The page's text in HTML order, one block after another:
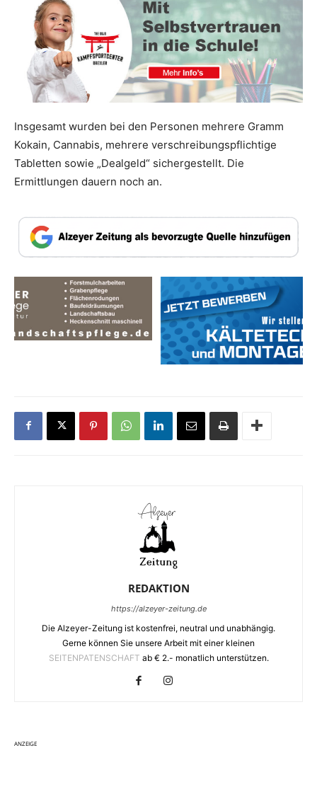
Insgesamt wurden bei den Personen mehrere Gramm
Kokain, Cannabis, mehrere verschreibungspflichtige
Tabletten sowie „Dealgeld“ sichergestellt. Die
Ermittlungen dauern noch an.
REDAKTION
https://alzeyer-zeitung.de
Die Alzeyer-Zeitung ist kostenfrei, neutral und unabhängig.
Gerne können Sie unsere Arbeit mit einer kleinen
SEITENPATENSCHAFT ab € 2.- monatlich unterstützen.
ANZEIGE